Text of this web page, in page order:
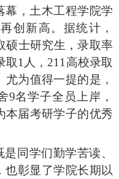
幕，土木工程学院学
创新高。据统计，
硕士研究生，录取率
取1 人， 211 高校录取
尤为值得一提的是，
9名学子全员上岸，
本届考研学子的优秀
同学们勤学苦读、
也彰显了学院长期以